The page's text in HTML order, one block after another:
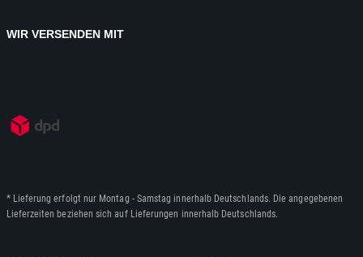
WIR VERSENDEN MIT
* Lieferung erfolgt nur Montag - Samstag innerhalb Deutschlands. Die angegebenen
Lieferzeiten beziehen sich auf Lieferungen innerhalb Deutschlands.